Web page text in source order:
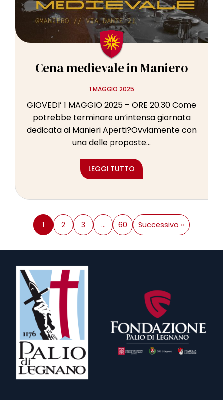
Cena medievale in Maniero
1 MAGGIO 2025
GIOVEDI’ 1 MAGGIO 2025 – ORE 20.30 Come
potrebbe terminare un’intensa giornata
dedicata ai Manieri Aperti?Ovviamente con
una delle proposte...
LEGGI TUTTO
1 2 3 … 60 Successivo »